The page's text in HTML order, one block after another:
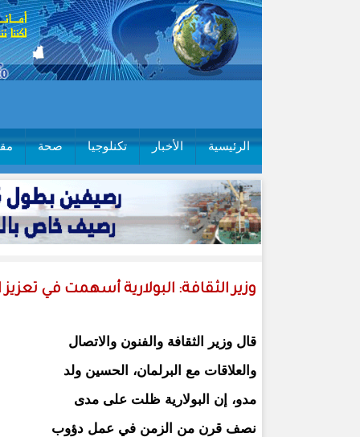
الرئيسية الأخبار تكنلوجيا صحة
وزير الثقافة: البولارية أسهمت في
قال وزير الثقافة والفنون والاتصال
والعلاقات مع البرلمان، الحسين ولد
مدو، إن البولارية ظلت على مدى
نصف قرن من الزمن في عمل دؤوب